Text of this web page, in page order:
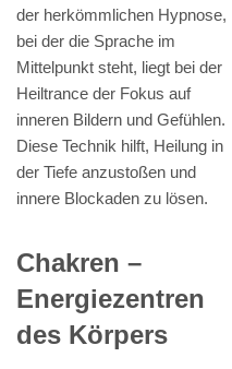
der herkömmlichen Hypnose,
bei der die Sprache im
Mittelpunkt steht, liegt bei der
Heiltrance der Fokus auf
inneren Bildern und Gefühlen.
Diese Technik hilft, Heilung in
der Tiefe anzustoßen und
innere Blockaden zu lösen.
Chakren –
Energiezentren
des Körpers